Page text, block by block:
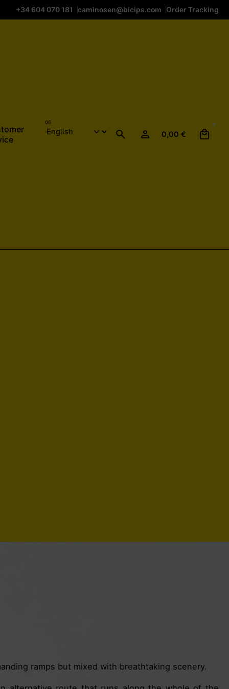
+34 604 070 181 caminosen@bicips.com Order Tracking
0,00 €
0
ramps but mixed with breathtaking scenery.